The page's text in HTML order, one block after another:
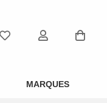
MARQUES